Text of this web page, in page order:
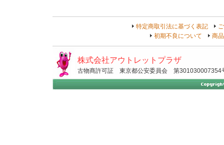
特定商取引法に基づく表記
初期不良について
商
株式会社アウトレットプラザ
古物商許可証 東京都公安委員会 第301030007354